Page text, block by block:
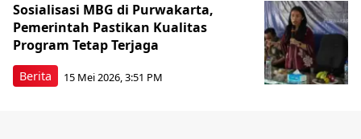
Berita
Sosialisasi MBG di Purwakarta,
Pemerintah Pastikan Kualitas
Program Tetap Terjaga
15 Mei 2026, 3:51 PM